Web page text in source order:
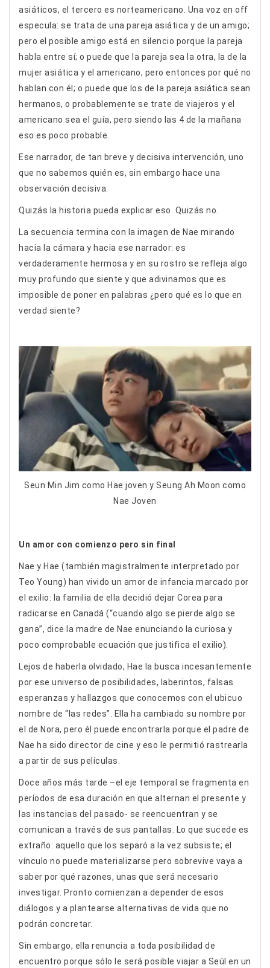
asiáticos, el tercero es norteamericano. Una voz en off
especula: se trata de una pareja asiática y de un amigo;
pero el posible amigo está en silencio porque la pareja
habla entre sí; o puede que la pareja sea la otra, la de la
mujer asiática y el americano, pero entonces por qué no
hablan con él; o puede que los de la pareja asiática sean
hermanos, o probablemente se trate de viajeros y el
americano sea el guía, pero siendo las 4 de la mañana
eso es poco probable.
Ese narrador, de tan breve y decisiva intervención, uno
que no sabemos quién es, sin embargo hace una
observación decisiva.
Quizás la historia pueda explicar eso. Quizás no.
La secuencia termina con la imagen de Nae mirando
hacia la cámara y hacia ese narrador: es
verdaderamente hermosa y en su rostro se refleja algo
muy profundo que siente y que adivinamos que es
imposible de poner en palabras ¿pero qué es lo que en
verdad siente?
Seun Min Jim como Hae joven y Seung Ah Moon como
Nae Joven
Un amor con comienzo pero sin final
Nae y Hae (también magistralmente interpretado por
Teo Young) han vivido un amor de infancia marcado por
el exilio: la familia de ella decidió dejar Corea para
radicarse en Canadá (“cuando algo se pierde algo se
gana”, dice la madre de Nae enunciando la curiosa y
poco comprobable ecuación que justifica el exilio).
Lejos de haberla olvidado, Hae la busca incesantemente
por ese universo de posibilidades, laberintos, falsas
esperanzas y hallazgos que conocemos con el ubicuo
nombre de “las redes”. Ella ha cambiado su nombre por
el de Nora, pero él puede encontrarla porque el padre de
Nae ha sido director de cine y eso le permitió rastrearla
a partir de sus películas.
Doce años más tarde –el eje temporal se fragmenta en
períodos de esa duración en que alternan el presente y
las instancias del pasado- se reencuentran y se
comunican a través de sus pantallas. Lo que sucede es
extraño: aquello que los separó a la vez subsiste; el
vínculo no puede materializarse pero sobrevive vaya a
saber por qué razones, unas que será necesario
investigar. Pronto comienzan a depender de esos
diálogos y a plantearse alternativas de vida que no
podrán concretar.
Sin embargo, ella renuncia a toda posibilidad de
encuentro porque sólo le será posible viajar a Seúl en un